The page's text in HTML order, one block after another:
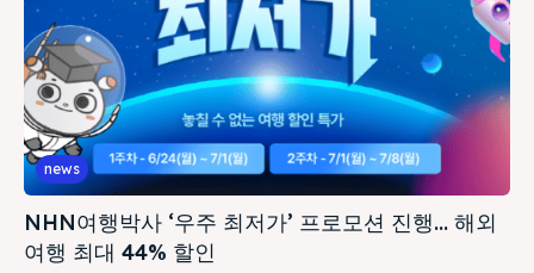
news
NHN여행박사 ‘우주 최저가’ 프로모션 진행… 해외
여행 최대 44% 할인